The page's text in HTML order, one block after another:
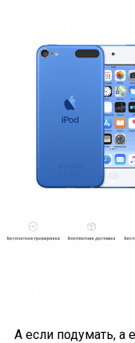
А если подумать, а